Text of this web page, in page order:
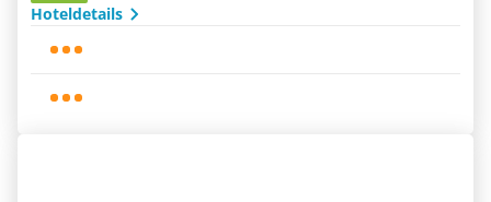
Hoteldetails